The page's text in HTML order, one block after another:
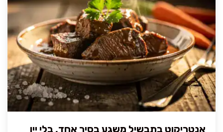
אנטריקוט בתבשיל משגע בסיר אחד, בלי יין